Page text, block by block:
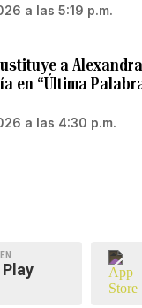
a las 5:19 p.m.
a Alexandra
en “Última
a las 4:30 p.m.